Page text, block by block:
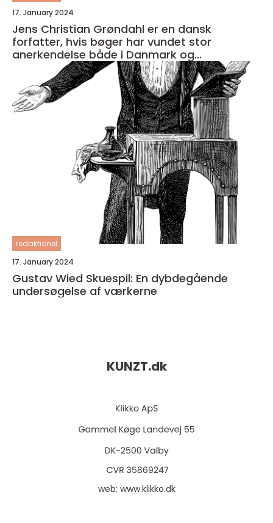
17. January 2024
Jens Christian Grøndahl er en dansk
forfatter, hvis bøger har vundet stor
anerkendelse både i Danmark og
internationalt
redaktionel
17. January 2024
Gustav Wied Skuespil: En dybdegående
undersøgelse af værkerne
KUNZT.dk
web: www.klikko.dk